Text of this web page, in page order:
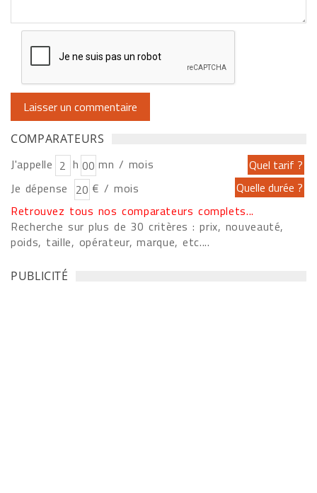
COMPARATEURS
J'appelle h
mn / mois
Je dépense
€ / mois
Retrouvez tous nos comparateurs complets...
Recherche sur plus de 30 critères : prix, nouveauté,
poids, taille, opérateur, marque, etc....
PUBLICITÉ